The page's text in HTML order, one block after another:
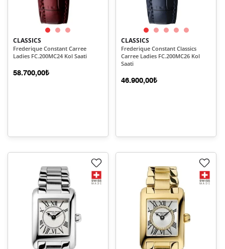
CLASSICS
Frederique Constant Carree
Ladies FC.200MC24 Kol Saati
58.700,00₺
CLASSICS
Frederique Constant Classics
Carree Ladies FC.200MC26 Kol
Saati
46.900,00₺